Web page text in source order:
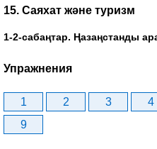
15. Саяхат және туризм
1-2-сабаңтар. Ңазаңстанды
Упражнения
1 2 3 4
9